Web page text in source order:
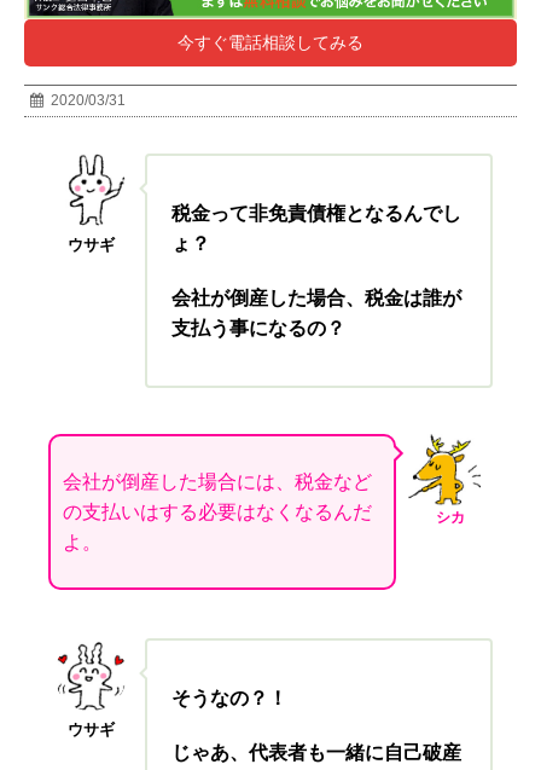
今すぐ電話相談してみる
2020/03/31
ウサギ
税金って非免責債権となるんでし
ょ？
会社が倒産した場合、税金は誰が
支払う事になるの？
シカ
会社が倒産した場合には、税金など
の支払いはする必要はなくなるんだ
よ。
ウサギ
そうなの？！
じゃあ、代表者も一緒に自己破産